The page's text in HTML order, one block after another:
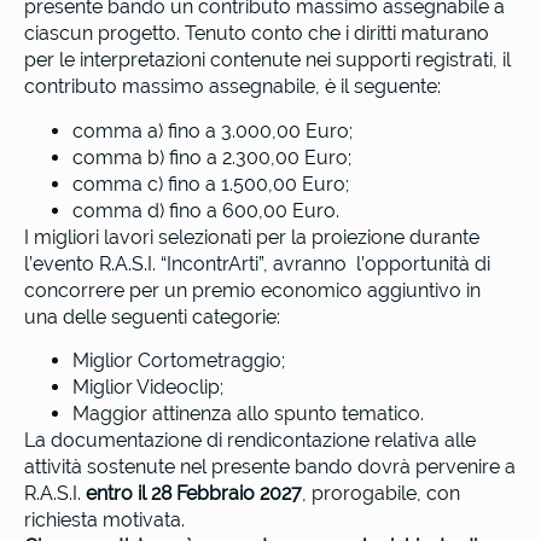
presente bando un contributo massimo assegnabile a
ciascun progetto. Tenuto conto che i diritti maturano
per le interpretazioni contenute nei supporti registrati, il
contributo massimo assegnabile, è il seguente:
comma a) fino a 3.000,00 Euro;
comma b) fino a 2.300,00 Euro;
comma c) fino a 1.500,00 Euro;
comma d) fino a 600,00 Euro.
I migliori lavori selezionati per la proiezione durante
l’evento R.A.S.I. “IncontrArti”, avranno l’opportunità di
concorrere per un premio economico aggiuntivo in
una delle seguenti categorie:
Miglior Cortometraggio;
Miglior Videoclip;
Maggior attinenza allo spunto tematico.
La documentazione di rendicontazione relativa alle
attività sostenute nel presente bando dovrà pervenire a
R.A.S.I. entro il 28 Febbraio 2027, prorogabile, con
richiesta motivata.